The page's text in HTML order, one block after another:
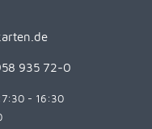
935 72-0
7:30 - 16:30